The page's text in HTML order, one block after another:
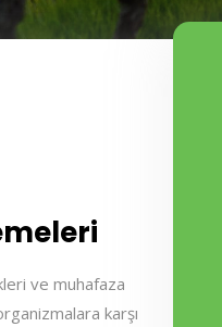
ve muhafaza
karşı